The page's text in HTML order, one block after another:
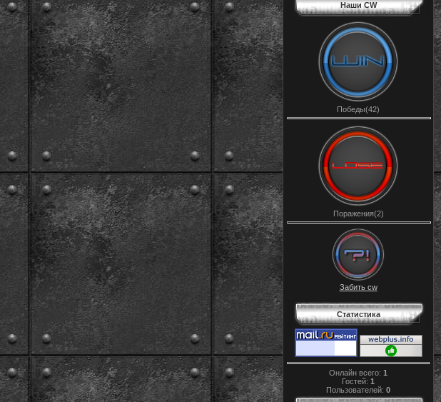
Наши CW
Победы(42)
Поражения(2)
Забить cw
Статистика
Онлайн всего: 1
Гостей: 1
Пользователей: 0